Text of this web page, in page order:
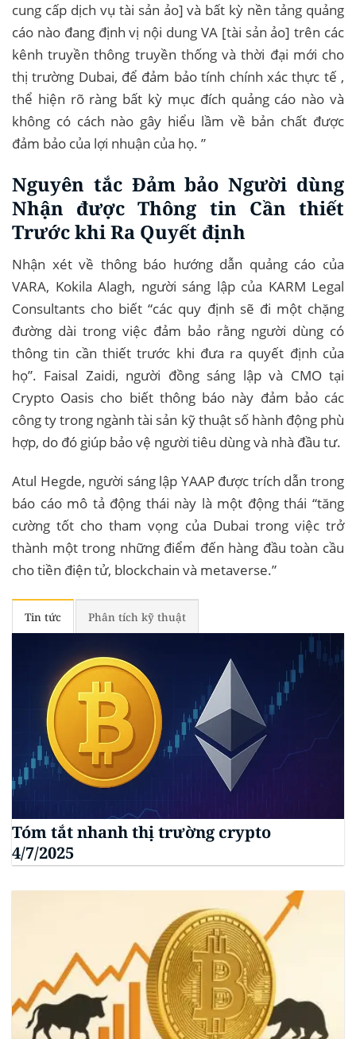
cung cấp dịch vụ tài sản ảo] và bất kỳ nền tảng quảng
cáo nào đang định vị nội dung VA [tài sản ảo] trên các
kênh truyền thông truyền thống và thời đại mới cho
thị trường Dubai, để đảm bảo tính chính xác thực tế ,
thể hiện rõ ràng bất kỳ mục đích quảng cáo nào và
không có cách nào gây hiểu lầm về bản chất được
đảm bảo của lợi nhuận của họ. ”
Nguyên tắc Đảm bảo Người dùng
Nhận được Thông tin Cần thiết
Trước khi Ra Quyết định
Nhận xét về thông báo hướng dẫn quảng cáo của
VARA, Kokila Alagh, người sáng lập của KARM Legal
Consultants cho biết “các quy định sẽ đi một chặng
đường dài trong việc đảm bảo rằng người dùng có
thông tin cần thiết trước khi đưa ra quyết định của
họ”. Faisal Zaidi, người đồng sáng lập và CMO tại
Crypto Oasis cho biết thông báo này đảm bảo các
công ty trong ngành tài sản kỹ thuật số hành động phù
hợp, do đó giúp bảo vệ người tiêu dùng và nhà đầu tư.
Atul Hegde, người sáng lập YAAP được trích dẫn trong
báo cáo mô tả động thái này là một động thái “tăng
cường tốt cho tham vọng của Dubai trong việc trở
thành một trong những điểm đến hàng đầu toàn cầu
cho tiền điện tử, blockchain và metaverse.”
Tin tức Phân tích kỹ thuật
Tóm tắt nhanh thị trường crypto
4/7/2025